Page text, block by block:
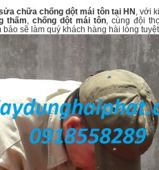
chữa chống dột mái tôn tại HN , với
thấm, chống dột mái tôn, cùng đội
bảo sẽ làm quý khách hàng hài lòng